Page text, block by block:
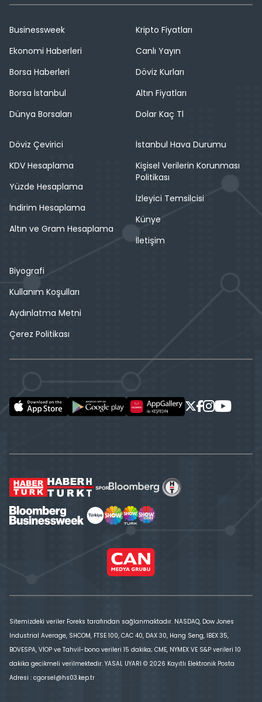
Businessweek
Ekonomi Haberleri
Borsa Haberleri
Borsa İstanbul
Dünya Borsaları
Kripto Fiyatları
Canlı Yayın
Döviz Kurları
Altın Fiyatları
Dolar Kaç Tl
Döviz Çevirici
KDV Hesaplama
Yüzde Hesaplama
İndirim Hesaplama
Altın ve Gram Hesaplama
İstanbul Hava Durumu
Kişisel Verilerin Korunması
Politikası
İzleyici Temsilcisi
Künye
İletişim
Biyografi
Kullanım Koşulları
Aydınlatma Metni
Çerez Politikası
Sitemizdeki veriler Foreks tarafından sağlanmaktadır. NASDAQ, Dow Jones
Industrial Average, SHCOM, FTSE 100, CAC 40, DAX 30, Hang Seng, IBEX 35,
BOVESPA, VİOP ve Tahvil-bono verileri 15 dakika; CME, NYMEX VE S&P verileri 10
dakika gecikmeli verilmektedir. YASAL UYARI © 2026 Kayıtlı Elektronik Posta
Adresi : cgorsel@hs03.kep.tr